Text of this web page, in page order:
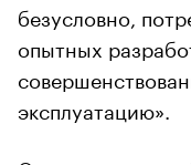
безусловно,
опытных
эксплуатацию».